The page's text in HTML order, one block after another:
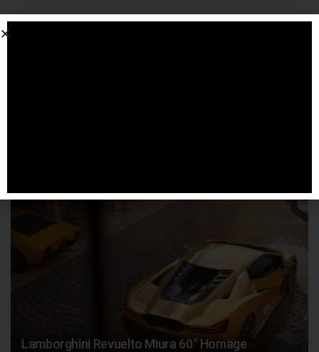
Lamborghini Revuelto Miura 60° Homage